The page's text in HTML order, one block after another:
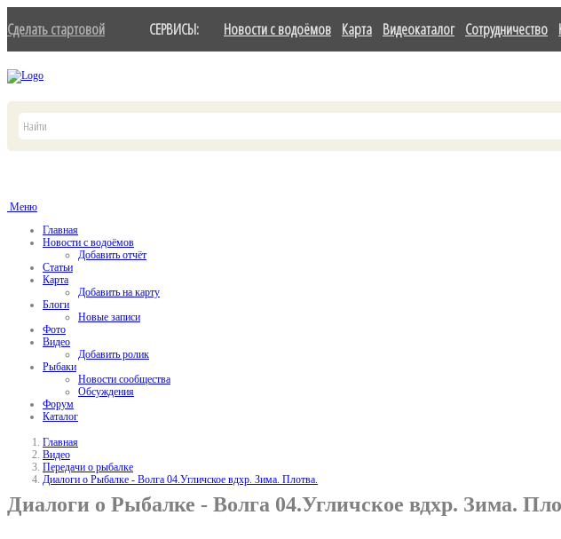
Сделать стартовой СЕРВИСЫ: Новости с водоёмов Карта Видеокаталог Сотрудничество
Меню
Главная
Новости с водоёмов
Добавить отчёт
Статьи
Карта
Добавить на карту
Блоги
Новые записи
Фото
Видео
Добавить ролик
Рыбаки
Новости сообщества
Обсуждения
Форум
Каталог
Главная
Видео
Передачи о рыбалке
Диалоги о Рыбалке - Волга 04.Угличское вдхр. Зима. Плотва.
Диалоги о Рыбалке - Волга 04.Угличское вдхр. Зима.